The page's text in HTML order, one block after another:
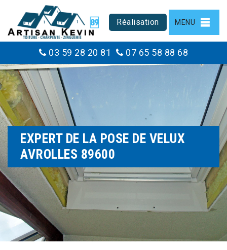
Réalisation MENU
03 59 28 20 81 07 65 58 88 68
EXPERT DE LA POSE DE VELUX
AVROLLES 89600